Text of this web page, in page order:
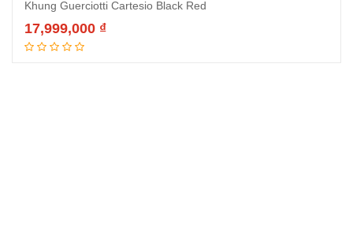
Khung Guerciotti Cartesio Black Red
17,999,000 ₫